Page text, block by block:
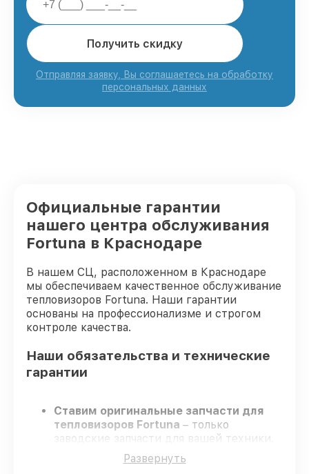
Получить скидку
Отправляя заявку, Вы соглашаетесь на обработку
персональных данных
Официальные гарантии
нашего центра обслуживания
Fortuna в Краснодаре
В нашем СЦ, расположенном в Краснодаре
мы обеспечиваем качественное обслуживание
тепловизоров Fortuna. Наши гарантии
основаны на профессионализме и строгом
контроле качества.
Наши обязательства и технические
гарантии
Ставим оригинальные запчасти для
тепловизоров Fortuna – только
заводские запчасти для вашей техники.
Опытные специалисты
регулярное обучение, что гарантирует
Развернуть